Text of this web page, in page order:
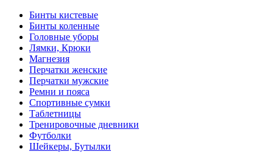
Бинты кистевые
Бинты коленные
Головные уборы
Лямки, Крюки
Магнезия
Перчатки женские
Перчатки мужские
Ремни и пояса
Спортивные сумки
Таблетницы
Тренировочные дневники
Футболки
Шейкеры, Бутылки